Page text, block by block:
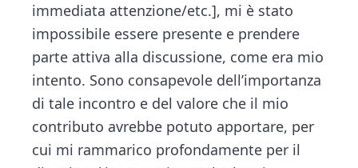
immediata attenzione/etc.], mi è stato
impossibile essere presente e prendere
parte attiva alla discussione, come era mio
intento. Sono consapevole dell’importanza
di tale incontro e del valore che il mio
contributo avrebbe potuto apportare, per
cui mi rammarico profondamente per il